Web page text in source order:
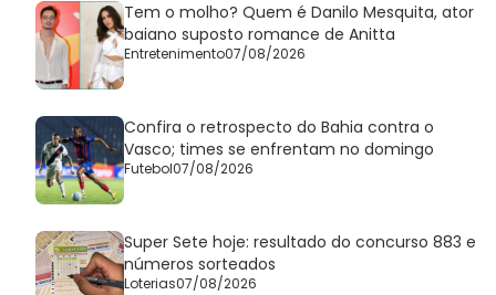
Tem o molho? Quem é Danilo Mesquita, ator
baiano suposto romance de Anitta
Entretenimento07/08/2026
Confira o retrospecto do Bahia contra o
Vasco; times se enfrentam no domingo
Futebol07/08/2026
Super Sete hoje: resultado do concurso 883 e
números sorteados
Loterias07/08/2026